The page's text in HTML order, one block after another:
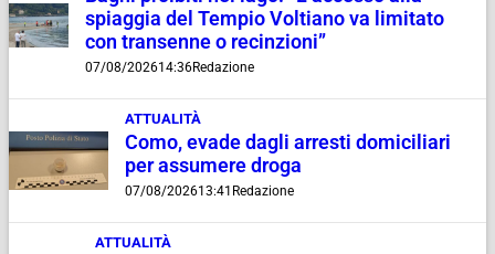
spiaggia del Tempio Voltiano va limitato
con transenne o recinzioni”
07/08/202614:36Redazione
ATTUALITÀ
Como, evade dagli arresti domiciliari
per assumere droga
07/08/202613:41 Redazione
ATTUALITÀ